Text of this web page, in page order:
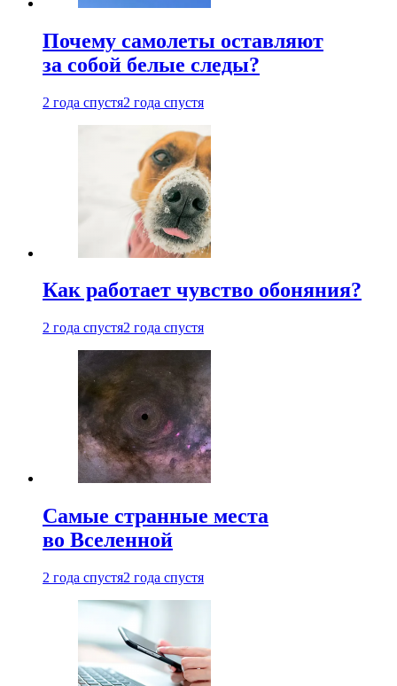
Почему самолеты оставляют
за собой белые следы?
2 года спустя2 года спустя
Как работает чувство обоняния?
2 года спустя2 года спустя
Самые странные места
во Вселенной
2 года спустя2 года спустя